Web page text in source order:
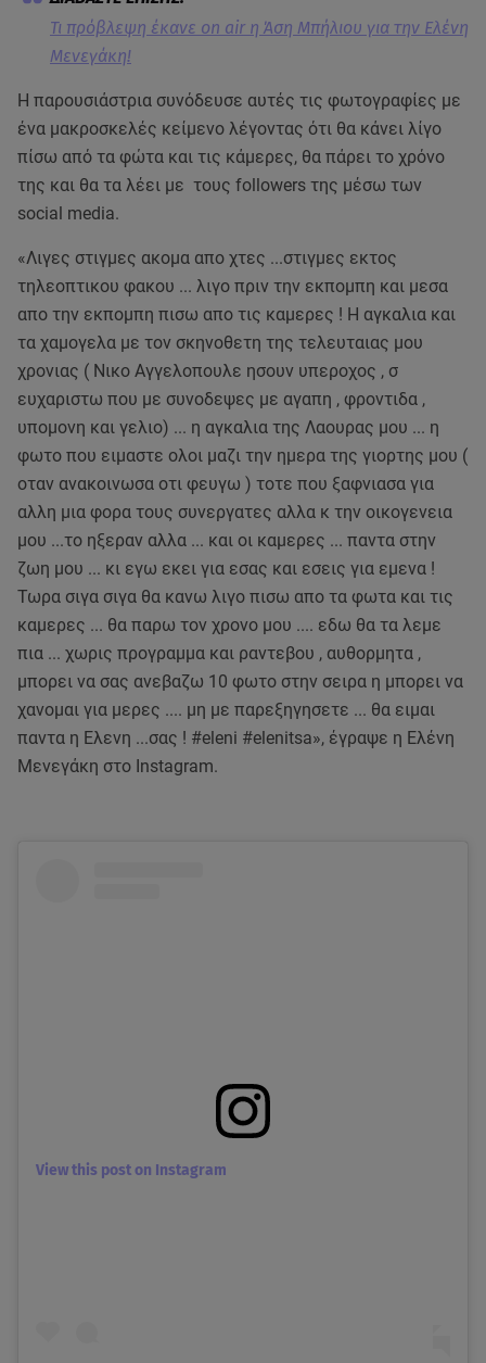
Τι πρόβλεψη έκανε on air η Άση Μπήλιου για την Ελένη
Μενεγάκη!
Η παρουσιάστρια συνόδευσε αυτές τις φωτογραφίες με
ένα μακροσκελές κείμενο λέγοντας ότι θα κάνει λίγο
πίσω από τα φώτα και τις κάμερες, θα πάρει το χρόνο
της και θα τα λέει με τους followers της μέσω των
social media.
«Λιγες στιγμες ακομα απο χτες ...στιγμες εκτος
τηλεοπτικου φακου ... λιγο πριν την εκπομπη και μεσα
απο την εκπομπη πισω απο τις καμερες ! Η αγκαλια και
τα χαμογελα με τον σκηνοθετη της τελευταιας μου
χρονιας ( Νικο Αγγελοπουλε ησουν υπεροχος , σ
ευχαριστω που με συνοδεψες με αγαπη , φροντιδα ,
υπομονη και γελιο) ... η αγκαλια της Λαουρας μου ... η
φωτο που ειμαστε ολοι μαζι την ημερα της γιορτης μου (
οταν ανακοινωσα οτι φευγω ) τοτε που ξαφνιασα για
αλλη μια φορα τους συνεργατες αλλα κ την οικογενεια
μου ...το ηξεραν αλλα ... και οι καμερες ... παντα στην
ζωη μου ... κι εγω εκει για εσας και εσεις για εμενα !
Τωρα σιγα σιγα θα κανω λιγο πισω απο τα φωτα και τις
καμερες ... θα παρω τον χρονο μου .... εδω θα τα λεμε
πια ... χωρις προγραμμα και ραντεβου , αυθορμητα ,
μπορει να σας ανεβαζω 10 φωτο στην σειρα η μπορει να
χανομαι για μερες .... μη με παρεξηγησετε ... θα ειμαι
παντα η Ελενη ...σας ! #eleni #elenitsa», έγραψε η Ελένη
Μενεγάκη στο Instagram.
View this post on Instagram